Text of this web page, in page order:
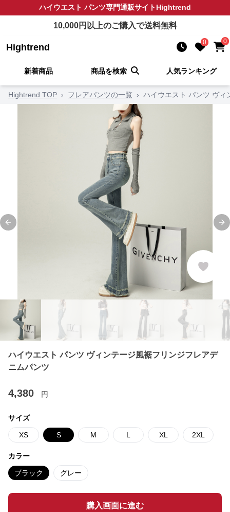
ハイウエスト パンツ専門通販サイトHightrend
10,000円以上のご購入で送料無料
Hightrend 0 0
新着商品 商品を検索 人気ランキング
Hightrend TOP › フレアパンツの一覧 › ハイウエスト パンツ ヴィ
Previous slide
ハイウエスト パンツ ヴィンテージ風裾フリンジフレアデ
ニムパンツ
4,380 円
サイズ
XS S M L XL 2XL
カラー
ブラック グレー
購入画面に進む